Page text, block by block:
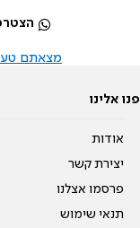
מצאתם
פנו אלינו
אודות
יצירת קשר
פרסמו אצלנו
תנאי שימוש